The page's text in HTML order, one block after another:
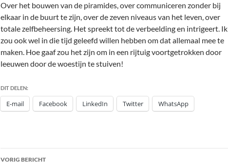
Over het bouwen van de piramides, over communiceren zonder bij
elkaar in de buurt te zijn, over de zeven niveaus van het leven, over
totale zelfbeheersing. Het spreekt tot de verbeelding en intrigeert. Ik
zou ook wel in die tijd geleefd willen hebben om dat allemaal mee te
maken. Hoe gaaf zou het zijn om in een rijtuig voortgetrokken door
leeuwen door de woestijn te stuiven!
DIT DELEN:
E-mail Facebook LinkedIn Twitter WhatsApp
Bericht
VORIG BERICHT